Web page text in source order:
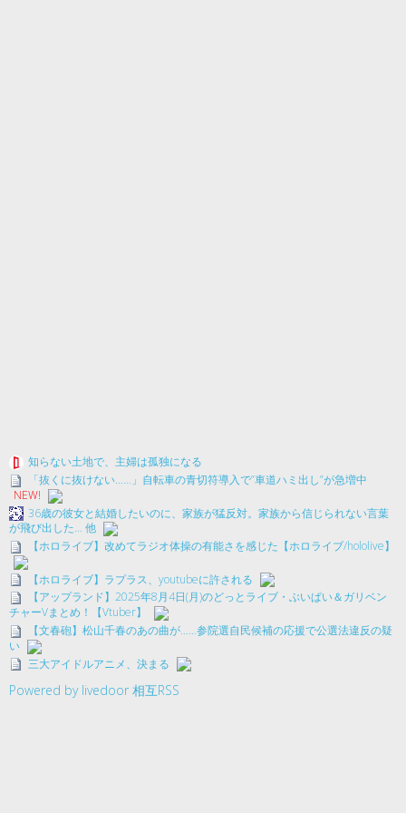
知らない土地で、主婦は孤独になる
「抜くに抜けない……」自転車の青切符導入で”車道ハミ出し”が急増中
NEW!
36歳の彼女と結婚したいのに、家族が猛反対。家族から信じられない言葉
が飛び出した… 他
【ホロライブ】改めてラジオ体操の有能さを感じた【ホロライブ/hololive】
【ホロライブ】ラプラス、youtubeに許される
【アップランド】2025年8月4日(月)のどっとライブ・ぶいぱい＆ガリベン
チャーVまとめ！【Vtuber】
【文春砲】松山千春のあの曲が……参院選自民候補の応援で公選法違反の疑
い
三大アイドルアニメ、決まる
Powered by livedoor 相互RSS